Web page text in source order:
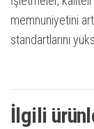
memnuniyetini
standartlarını
İlgili